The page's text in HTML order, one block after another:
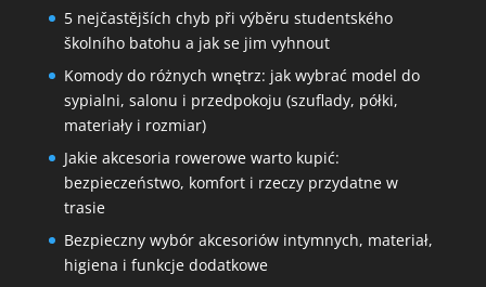
5 nejčastějších chyb při výběru studentského
školního batohu a jak se jim vyhnout
Komody do różnych wnętrz: jak wybrać model do
sypialni, salonu i przedpokoju (szuflady, półki,
materiały i rozmiar)
Jakie akcesoria rowerowe warto kupić:
bezpieczeństwo, komfort i rzeczy przydatne w
trasie
Bezpieczny wybór akcesoriów intymnych, materiał,
higiena i funkcje dodatkowe